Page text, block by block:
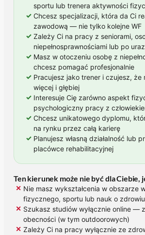
sportu lub trenera aktywności
✓ Chcesz specjalizacji, która da Ci
zawodową — nie tylko kolejne WF
✓ Zależy Ci na pracy z seniorami,
niepełnosprawnościami lub po
✓ Masz w otoczeniu osobę z
chcesz pomagać profesjonalnie
✓ Pracujesz jako trener i czujesz, że
więcej i głębiej
✓ Interesuje Cię zarówno aspekt
psychologiczny pracy z
✓ Chcesz unikatowego dyplomu,
na rynku przez całą karierę
✓ Planujesz własną działalność lub
placówce rehabilitacyjnej
Ten kierunek może nie być dla Ciebie,
✕ Nie masz wykształcenia w obszarze
fizycznego, sportu lub nauk o zdrowiu
✕ Szukasz studiów wyłącznie online —
obecności (w tym outdoorowych)
✕ Zależy Ci na pracy wyłącznie ze